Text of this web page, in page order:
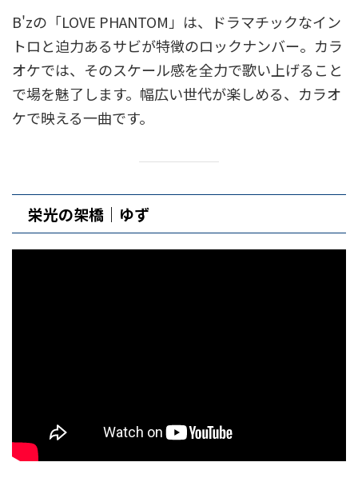
B'zの「LOVE PHANTOM」は、ドラマチックなイン
トロと迫力あるサビが特徴のロックナンバー。カラ
オケでは、そのスケール感を全力で歌い上げること
で場を魅了します。幅広い世代が楽しめる、カラオ
ケで映える一曲です。
栄光の架橋｜ゆず